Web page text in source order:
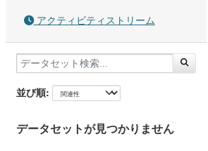
アクティビティストリーム
並び順
データセットが見つかりません